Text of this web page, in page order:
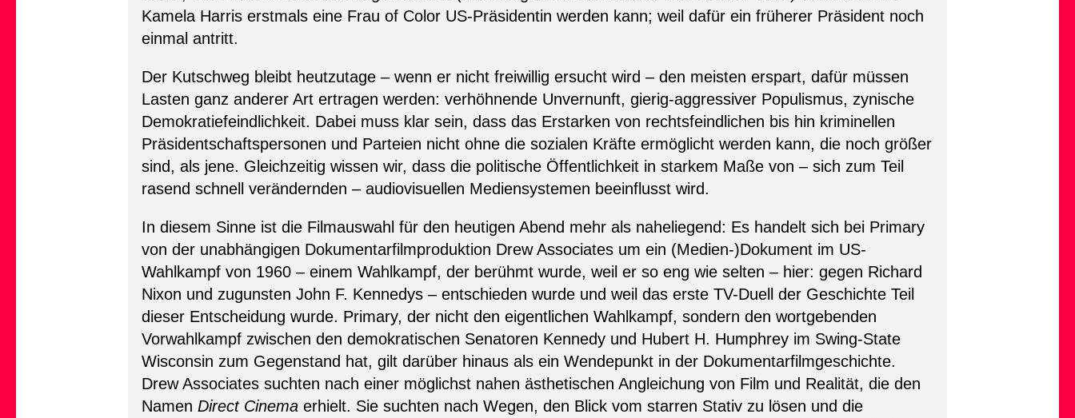
Kamela Harris erstmals eine Frau of Color US-Präsidentin werden kann; weil dafür ein früherer Präsident noch
einmal antritt.
Der Kutschweg bleibt heutzutage – wenn er nicht freiwillig ersucht wird – den meisten erspart, dafür müssen
Lasten ganz anderer Art ertragen werden: verhöhnende Unvernunft, gierig-aggressiver Populismus, zynische
Demokratiefeindlichkeit. Dabei muss klar sein, dass das Erstarken von rechtsfeindlichen bis hin kriminellen
Präsidentschaftspersonen und Parteien nicht ohne die sozialen Kräfte ermöglicht werden kann, die noch größer
sind, als jene. Gleichzeitig wissen wir, dass die politische Öffentlichkeit in starkem Maße von – sich zum Teil
rasend schnell verändernden – audiovisuellen Mediensystemen beeinflusst wird.
In diesem Sinne ist die Filmauswahl für den heutigen Abend mehr als naheliegend: Es handelt sich bei Primary
von der unabhängigen Dokumentarfilmproduktion Drew Associates um ein (Medien-)Dokument im US-
Wahlkampf von 1960 – einem Wahlkampf, der berühmt wurde, weil er so eng wie selten – hier: gegen Richard
Nixon und zugunsten John F. Kennedys – entschieden wurde und weil das erste TV-Duell der Geschichte Teil
dieser Entscheidung wurde. Primary, der nicht den eigentlichen Wahlkampf, sondern den wortgebenden
Vorwahlkampf zwischen den demokratischen Senatoren Kennedy und Hubert H. Humphrey im Swing-State
Wisconsin zum Gegenstand hat, gilt darüber hinaus als ein Wendepunkt in der Dokumentarfilmgeschichte.
Drew Associates suchten nach einer möglichst nahen ästhetischen Angleichung von Film und Realität, die den
Namen Direct Cinema erhielt. Sie suchten nach Wegen, den Blick vom starren Stativ zu lösen und die